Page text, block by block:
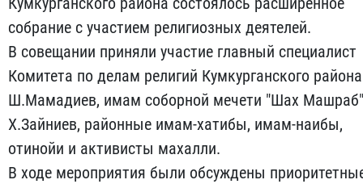
собрание с участием религиозных деятелей.
В совещании приняли участие главный специалист
Комитета по делам религий Кумкурганского района
Ш.Мамадиев, имам соборной мечети "Шах Машраб"
Х.Зайниев, районные имам-хатибы, имам-наибы,
отинойи и активисты махалли.
В ходе мероприятия были обсуждены